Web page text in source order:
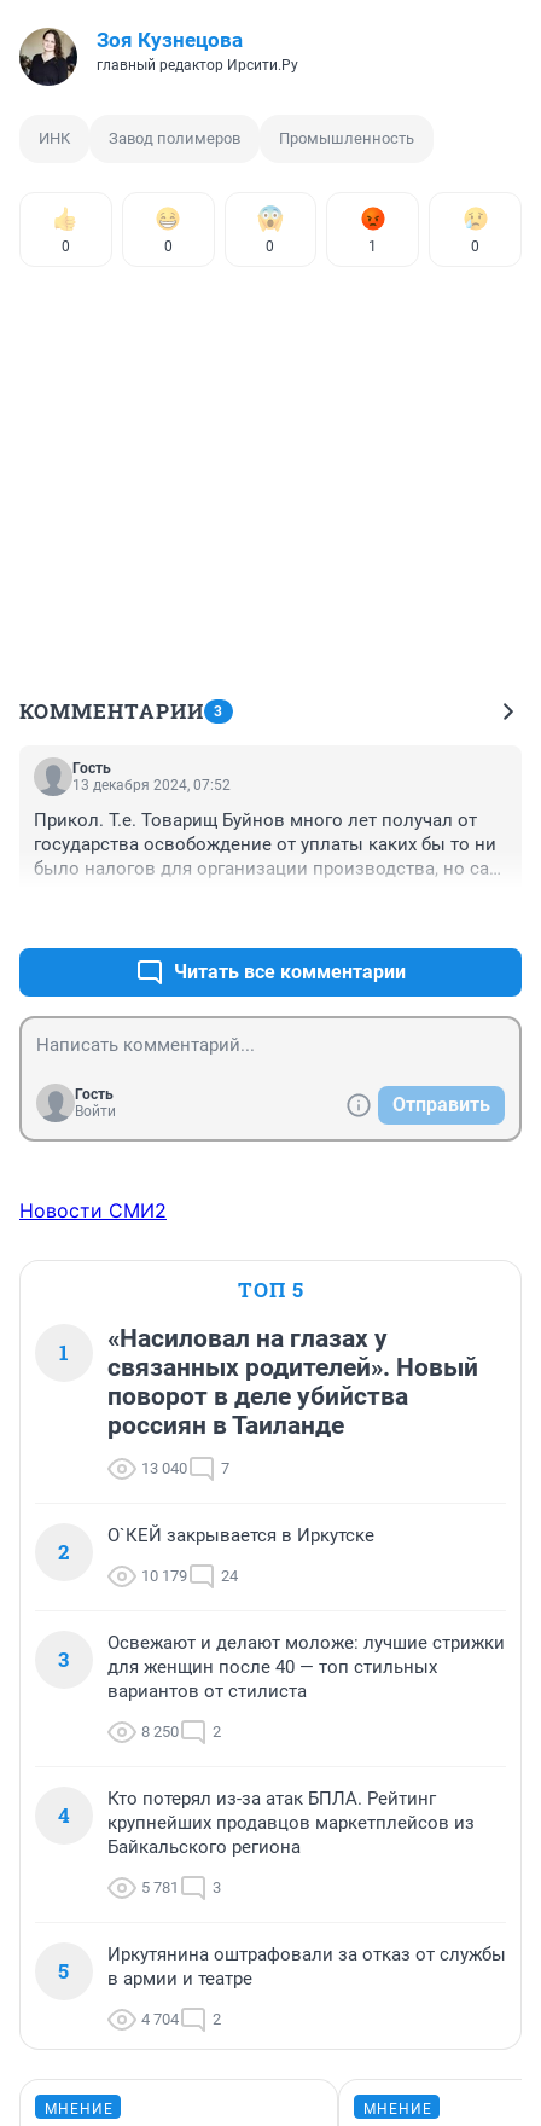
Зоя Кузнецова
главный редактор Ирсити.Ру
ИНК Завод полимеров Промышленность
0 0 0 1 0
КОММЕНТАРИИ 3
Гость
13 декабря 2024, 07:52
Прикол. Т.е. Товарищ Буйнов много лет получал от
государства освобождение от уплаты каких бы то ни
было налогов для организации производства, но сам
Читать все комментарии
Гость
Войти
Отправить
Новости СМИ2
ТОП 5
1
«Насиловал на глазах у
связанных родителей». Новый
поворот в деле убийства
россиян в Таиланде
13 040 7
2
О`КЕЙ закрывается в Иркутске
10 179 24
3
Освежают и делают моложе: лучшие стрижки
для женщин после 40 — топ стильных
вариантов от стилиста
8 250 2
4
Кто потерял из-за атак БПЛА. Рейтинг
крупнейших продавцов маркетплейсов из
Байкальского региона
5 781 3
5
Иркутянина оштрафовали за отказ от службы
в армии и театре
4 704 2
МНЕНИЕ МНЕНИЕ